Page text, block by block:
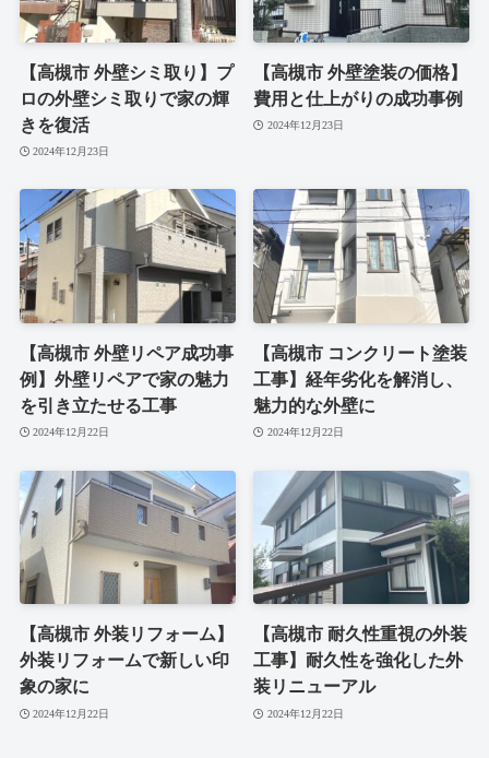
【高槻市 外壁シミ取り】プ
ロの外壁シミ取りで家の輝
きを復活
2024年12月23日
【高槻市 外壁塗装の価格】
費用と仕上がりの成功事例
2024年12月23日
【高槻市 外壁リペア成功事
例】外壁リペアで家の魅力
を引き立たせる工事
2024年12月22日
【高槻市 コンクリート塗装
工事】経年劣化を解消し、
魅力的な外壁に
2024年12月22日
【高槻市 外装リフォーム】
外装リフォームで新しい印
象の家に
2024年12月22日
【高槻市 耐久性重視の外装
工事】耐久性を強化した外
装リニューアル
2024年12月22日